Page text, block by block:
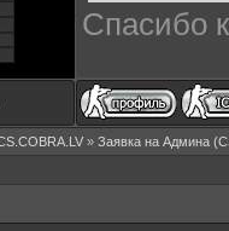
Спасибо
» Заявка на Aдмина